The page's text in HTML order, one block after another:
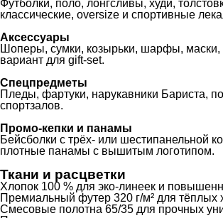
Футболки, поло, лонгсливы, худи,
классические, oversize и спортивные
Аксессуары
Шоперы, сумки, козырьки, шарфы,
вариант для gift-set.
Спецпредметы
Пледы, фартуки, нарукавники Бариста,
спортзалов.
Промо-кепки и панамы
Бейсболки с трёх- или шестипанельной
плотные панамы с вышитым логотипом.
Ткани и расцветки
Хлопок 100 % для эко-линеек и
Премиальный футер 320 г/м² для тёплых
Смесовые полотна 65/35 для прочных